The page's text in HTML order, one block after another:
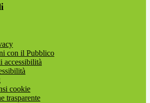
con il Pubblico
accessibilità
cookie
trasparente